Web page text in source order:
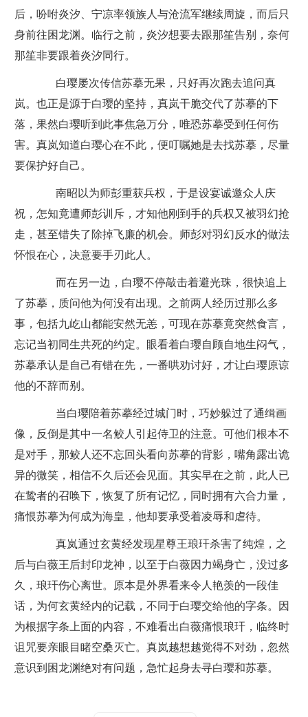
后，吩咐炎汐、宁凉率领族人与沧流军继续周旋，而后只
身前往困龙渊。临行之前，炎汐想要去跟那笙告别，奈何
那笙非要跟着炎汐同行。
白璎屡次传信苏摹无果，只好再次跑去追问真
岚。也正是源于白璎的坚持，真岚干脆交代了苏摹的下
落，果然白璎听到此事焦急万分，唯恐苏摹受到任何伤
害。真岚知道白璎心在不此，便叮嘱她是去找苏摹，尽量
要保护好自己。
南昭以为师彭重获兵权，于是设宴诚邀众人庆
祝，怎知竟遭师彭训斥，才知他刚到手的兵权又被羽幻抢
走，甚至错失了除掉飞廉的机会。师彭对羽幻反水的做法
怀恨在心，决意要手刃此人。
而在另一边，白璎不停敲击着避光珠，很快追上
了苏摹，质问他为何没有出现。之前两人经历过那么多
事，包括九屹山都能安然无恙，可现在苏摹竟突然食言，
忘记当初同生共死的约定。眼看着白璎自顾自地生闷气，
苏摹承认是自己有错在先，一番哄劝讨好，才让白璎原谅
他的不辞而别。
当白璎陪着苏摹经过城门时，巧妙躲过了通缉画
像，反倒是其中一名鲛人引起侍卫的注意。可他们根本不
是对手，那鲛人还不忘回头看向苏摹的背影，嘴角露出诡
异的微笑，相信不久后还会见面。其实早在之前，此人已
在鸷者的召唤下，恢复了所有记忆，同时拥有六合力量，
痛恨苏摹为何成为海皇，他却要承受着凌辱和虐待。
真岚通过玄黄经发现星尊王琅玕杀害了纯煌，之
后与白薇王后封印龙神，以至于白薇因力竭身亡，没过多
久，琅玕伤心离世。原本是外界看来令人艳羡的一段佳
话，为何玄黄经内的记载，不同于白璎交给他的字条。因
为根据字条上面的内容，不难看出白薇痛恨琅玕，临终时
诅咒要亲眼目睹空桑灭亡。真岚越想越觉得不对劲，忽然
意识到困龙渊绝对有问题，急忙起身去寻白璎和苏摹。